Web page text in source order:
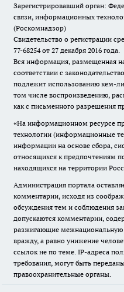
Зарегистрировавший орган:
связи, информационных
(Роскомнадзор)
Свидетельство о регистрации
77-68254 от 27 декабря 2016 года.
Вся информация, размещенная
соответствии с
подлежит использованию кем-
том числе воспроизведению,
как с письменного разрешения
«На информационном ресурсе
технологии (информационные
информации на основе сбора,
относящихся к предпочтениям
находящихся на территории
Администрация портала
комментарии, исходя из
обсуждения тем и соблюдения
допускаются комментарии,
разжигающие межнациональную
вражду, а равно унижение
ссылок не по теме. IP-адреса
требования, могут быть
правоохранительные органы.